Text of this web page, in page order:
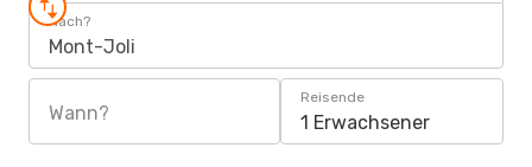
Nach?
Mont-Joli
Wann?
Reisende
1 Erwachsener